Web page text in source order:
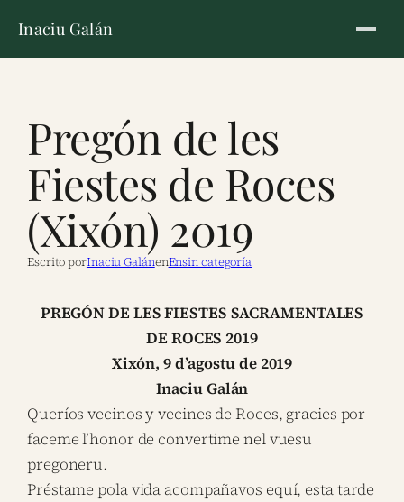
Inaciu Galán
Pregón de les
Fiestes de Roces
(Xixón) 2019
Escrito porInaciu GalánenEnsin categoría
PREGÓN DE LES FIESTES SACRAMENTALES
DE ROCES 2019
Xixón, 9 d’agostu de 2019
Inaciu Galán
Queríos vecinos y vecines de Roces, gracies por
faceme l’honor de convertime nel vuesu
pregoneru.
Préstame pola vida acompañavos equí, esta tarde